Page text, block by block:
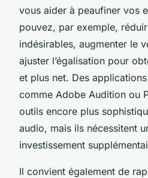
vous aider à peaufiner vos
pouvez, par exemple,
indésirables, augmenter le
ajuster l’égalisation pour
et plus net. Des
comme Adobe Audition ou
outils encore plus
audio, mais ils nécessitent
investissement
Il convient également de